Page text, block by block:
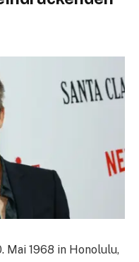
Mai 1968 in Honolulu,